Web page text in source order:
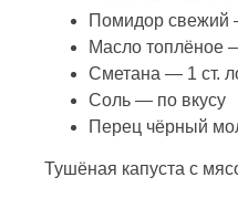
Помидор свежий
Масло топлёное
Сметана — 1 ст.
Соль — по вкусу
Перец чёрный
Тушёная капуста с